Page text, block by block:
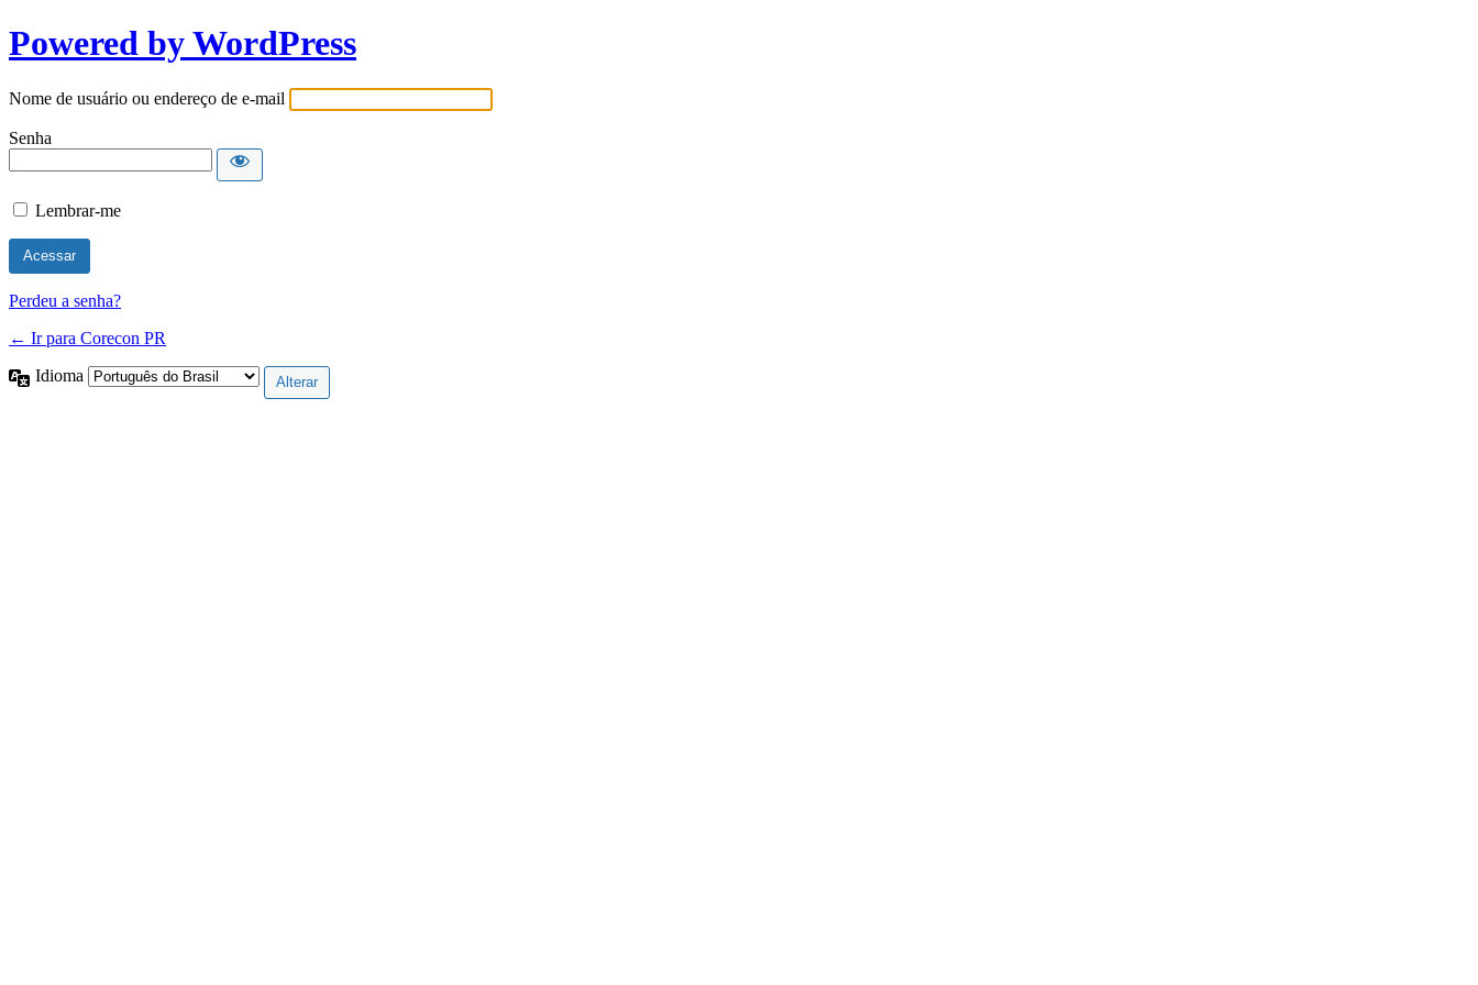
Powered by WordPress
Nome de usuário ou endereço de e-mail
Senha
Lembrar-me
Perdeu a senha?
← Ir para Corecon PR
Idioma